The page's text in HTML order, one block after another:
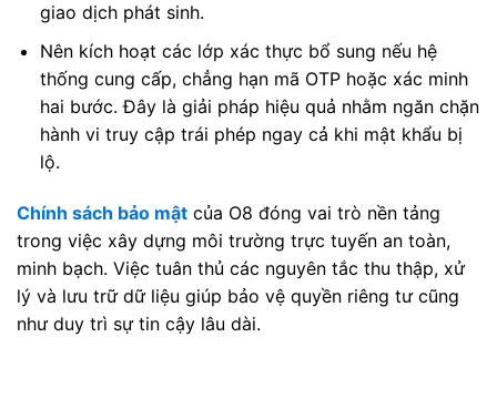
giao dịch phát sinh.
Nên kích hoạt các lớp xác thực bổ sung nếu hệ
thống cung cấp, chẳng hạn mã OTP hoặc xác minh
hai bước. Đây là giải pháp hiệu quả nhằm ngăn chặn
hành vi truy cập trái phép ngay cả khi mật khẩu bị
lộ.
Chính sách bảo mật của O8 đóng vai trò nền tảng
trong việc xây dựng môi trường trực tuyến an toàn,
minh bạch. Việc tuân thủ các nguyên tắc thu thập, xử
lý và lưu trữ dữ liệu giúp bảo vệ quyền riêng tư cũng
như duy trì sự tin cậy lâu dài.